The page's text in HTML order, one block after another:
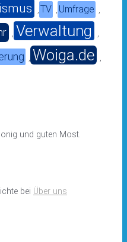
,TV , Umfrage ,
, Verwaltung ,
, Woiga.de ,
und guten Most.
bei Über uns